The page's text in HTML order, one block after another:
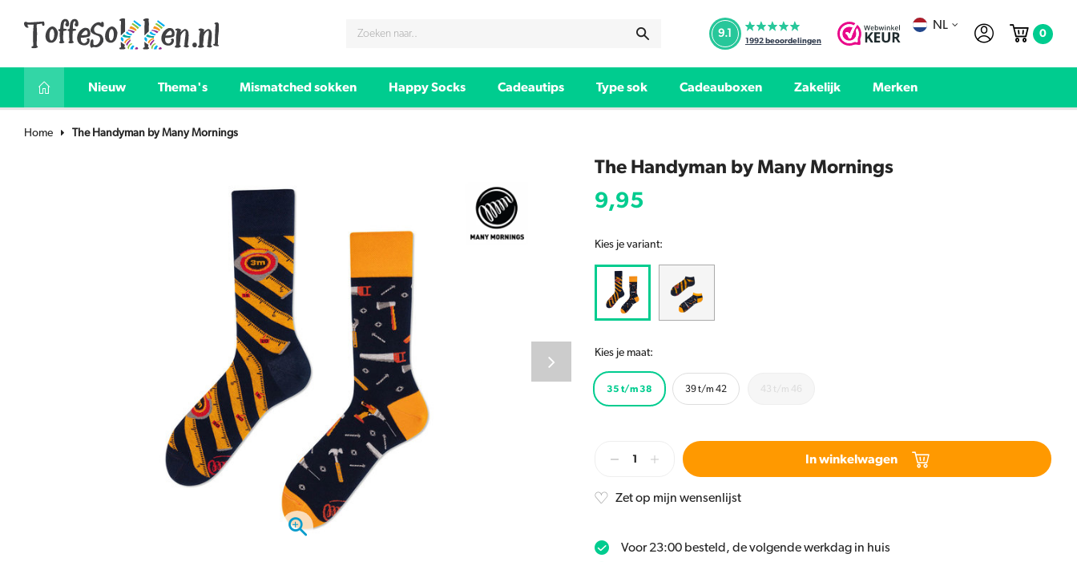
9.1
1992beoordelingen
NL
0
Nieuw Thema's Mismatched sokken Happy Socks Cadeautips Type sok Cadeauboxen Zakelijk Merken
Home The Handyman by Many Mornings
The Handyman by Many Mornings
9,95
Kies je variant:
Kies je maat:
35 t/m 38 39 t/m 42 43 t/m 46
In winkelwagen
Zet op mijn wensenlijst
Voor 23:00 besteld, de volgende werkdag in huis